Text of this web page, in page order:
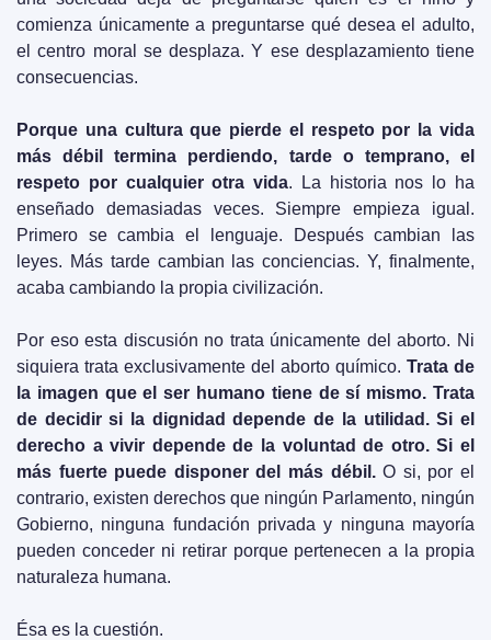
comienza únicamente a preguntarse qué desea el adulto,
el centro moral se desplaza. Y ese desplazamiento tiene
consecuencias.
Porque una cultura que pierde el respeto por la vida
más débil termina perdiendo, tarde o temprano, el
respeto por cualquier otra vida. La historia nos lo ha
enseñado demasiadas veces. Siempre empieza igual.
Primero se cambia el lenguaje. Después cambian las
leyes. Más tarde cambian las conciencias. Y, finalmente,
acaba cambiando la propia civilización.
Por eso esta discusión no trata únicamente del aborto. Ni
siquiera trata exclusivamente del aborto químico. Trata de
la imagen que el ser humano tiene de sí mismo. Trata
de decidir si la dignidad depende de la utilidad. Si el
derecho a vivir depende de la voluntad de otro. Si el
más fuerte puede disponer del más débil. O si, por el
contrario, existen derechos que ningún Parlamento, ningún
Gobierno, ninguna fundación privada y ninguna mayoría
pueden conceder ni retirar porque pertenecen a la propia
naturaleza humana.
Ésa es la cuestión.